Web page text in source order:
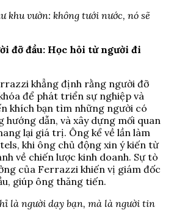
khu vườn: không tưới nước, nó sẽ
đỡ đầu: Học hỏi từ người đi
khẳng định rằng người đỡ
để phát triển sự nghiệp và
khích bạn tìm những người có
hướng dẫn, và xây dựng mối quan
lại giá trị. Ông kể về lần làm
khi ông chủ động xin ý kiến từ
về chiến lược kinh doanh. Sự tò
của Ferrazzi khiến vị giám đốc
giúp ông thăng tiến.
là người dạy bạn, mà là người tin